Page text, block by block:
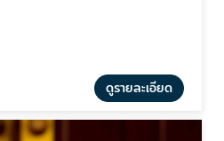
ดูรายละเอียด